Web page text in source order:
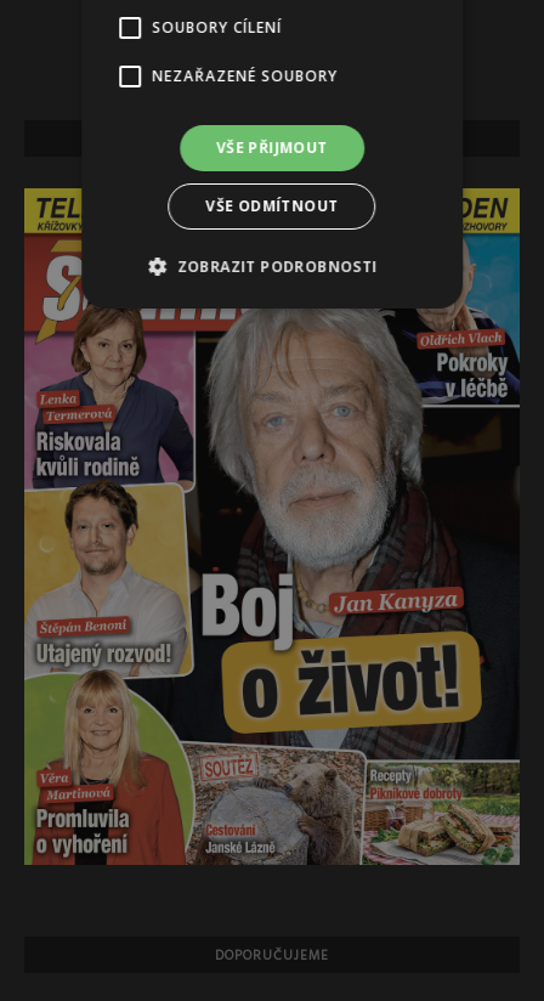
NEJNOVĚJŠÍ VYDÁNÍ
DOPORUČUJEME
SOUBORY CÍLENÍ
NEZAŘAZENÉ SOUBORY
VŠE PŘIJMOUT
VŠE ODMÍTNOUT
ZOBRAZIT PODROBNOSTI